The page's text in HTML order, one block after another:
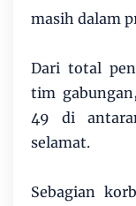
masih dalam
Dari total
tim
49 di
selamat.
Sebagian